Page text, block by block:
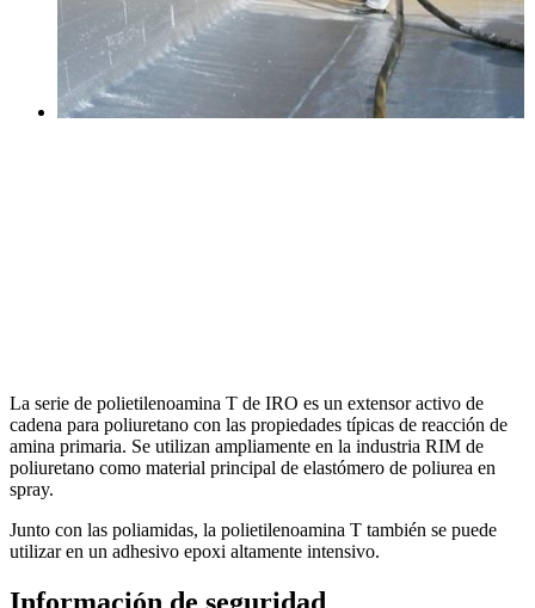
La serie de polietilenoamina T de IRO es un extensor activo de
cadena para poliuretano con las propiedades típicas de reacción de
amina primaria. Se utilizan ampliamente en la industria RIM de
poliuretano como material principal de elastómero de poliurea en
spray.
Junto con las poliamidas, la polietilenoamina T también se puede
utilizar en un adhesivo epoxi altamente intensivo.